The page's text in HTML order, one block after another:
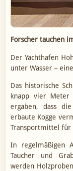
Forscher tauchen
Der Yachthafen
unter Wasser –
Das historische
knapp vier Meter
ergaben, dass
erbaute Kogge
Transportmittel für
In regelmäßigen
Taucher und
werden